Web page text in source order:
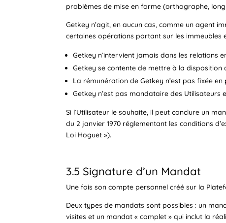
problèmes de mise en forme (orthographe,
Getkey n’agit, en aucun cas, comme un agent
certaines opérations portant sur les immeubles
Getkey n’intervient jamais dans les relations
Getkey se contente de mettre à la
La rémunération de Getkey n’est pas fixée
Getkey n’est pas mandataire des
Si l’Utilisateur le souhaite, il peut conclure un
du 2 janvier 1970 réglementant les conditions
Loi Hoguet »).
3.5 Signature d’un Mandat
Une fois son compte personnel créé sur la
Deux types de mandats sont possibles : un
visites et un mandat « complet » qui inclut la